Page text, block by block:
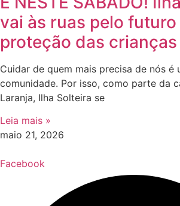
vai às ruas pelo futuro
proteção das crianças
Cuidar de quem mais precisa de nós é
comunidade. Por isso, como parte da
Laranja, Ilha Solteira se
Leia mais »
maio 21, 2026
Facebook